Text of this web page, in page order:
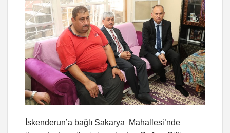
İskenderun’a bağlı Sakarya Mahallesi’nde